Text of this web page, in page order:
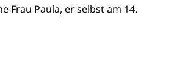
Frau Paula, er selbst am 14.